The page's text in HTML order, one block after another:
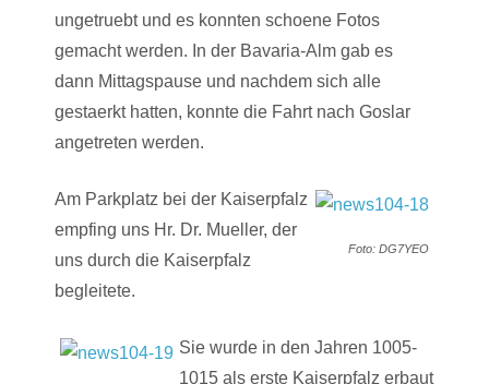
ungetruebt und es konnten schoene Fotos
gemacht werden. In der Bavaria-Alm gab es
dann Mittagspause und nachdem sich alle
gestaerkt hatten, konnte die Fahrt nach Goslar
angetreten werden.
Foto: DG7YEO
Am Parkplatz bei der Kaiserpfalz
empfing uns Hr. Dr. Mueller, der
uns durch die Kaiserpfalz
begleitete.
Sie wurde in den Jahren 1005-
1015 als erste Kaiserpfalz erbaut